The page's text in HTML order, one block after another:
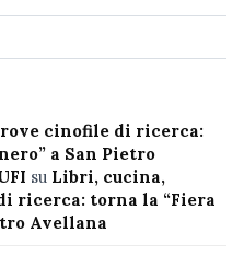
cinofile di ricerca:
a San Pietro
su Libri, cucina,
ricerca: torna la “Fiera
Avellana